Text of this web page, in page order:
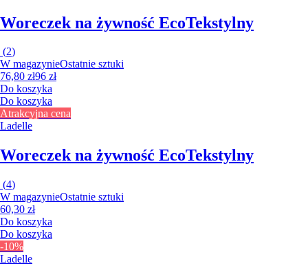
Woreczek na żywność EcoTekstylny
(2)
W magazynieOstatnie sztuki
76,80 zł96 zł
Do koszyka
Do koszyka
Atrakcyjna cena
Ladelle
Woreczek na żywność EcoTekstylny
(4)
W magazynieOstatnie sztuki
60,30 zł
Do koszyka
Do koszyka
-10%
Ladelle